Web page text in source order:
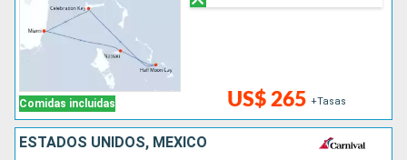
Comidas incluidas US$ 265 +Tasas
ESTADOS UNIDOS, MÉXICO